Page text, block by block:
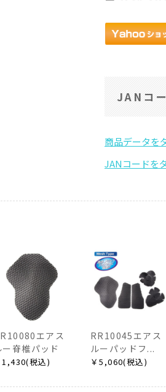
JANコ
エアス
ー脊椎パッド
1,430(税込)
RR10045エアス
ルーパッドフ...
￥5,060(税込)